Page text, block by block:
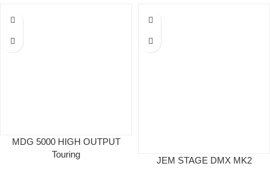
MDG 5000 HIGH OUTPUT
Touring
JEM STAGE DMX MK2